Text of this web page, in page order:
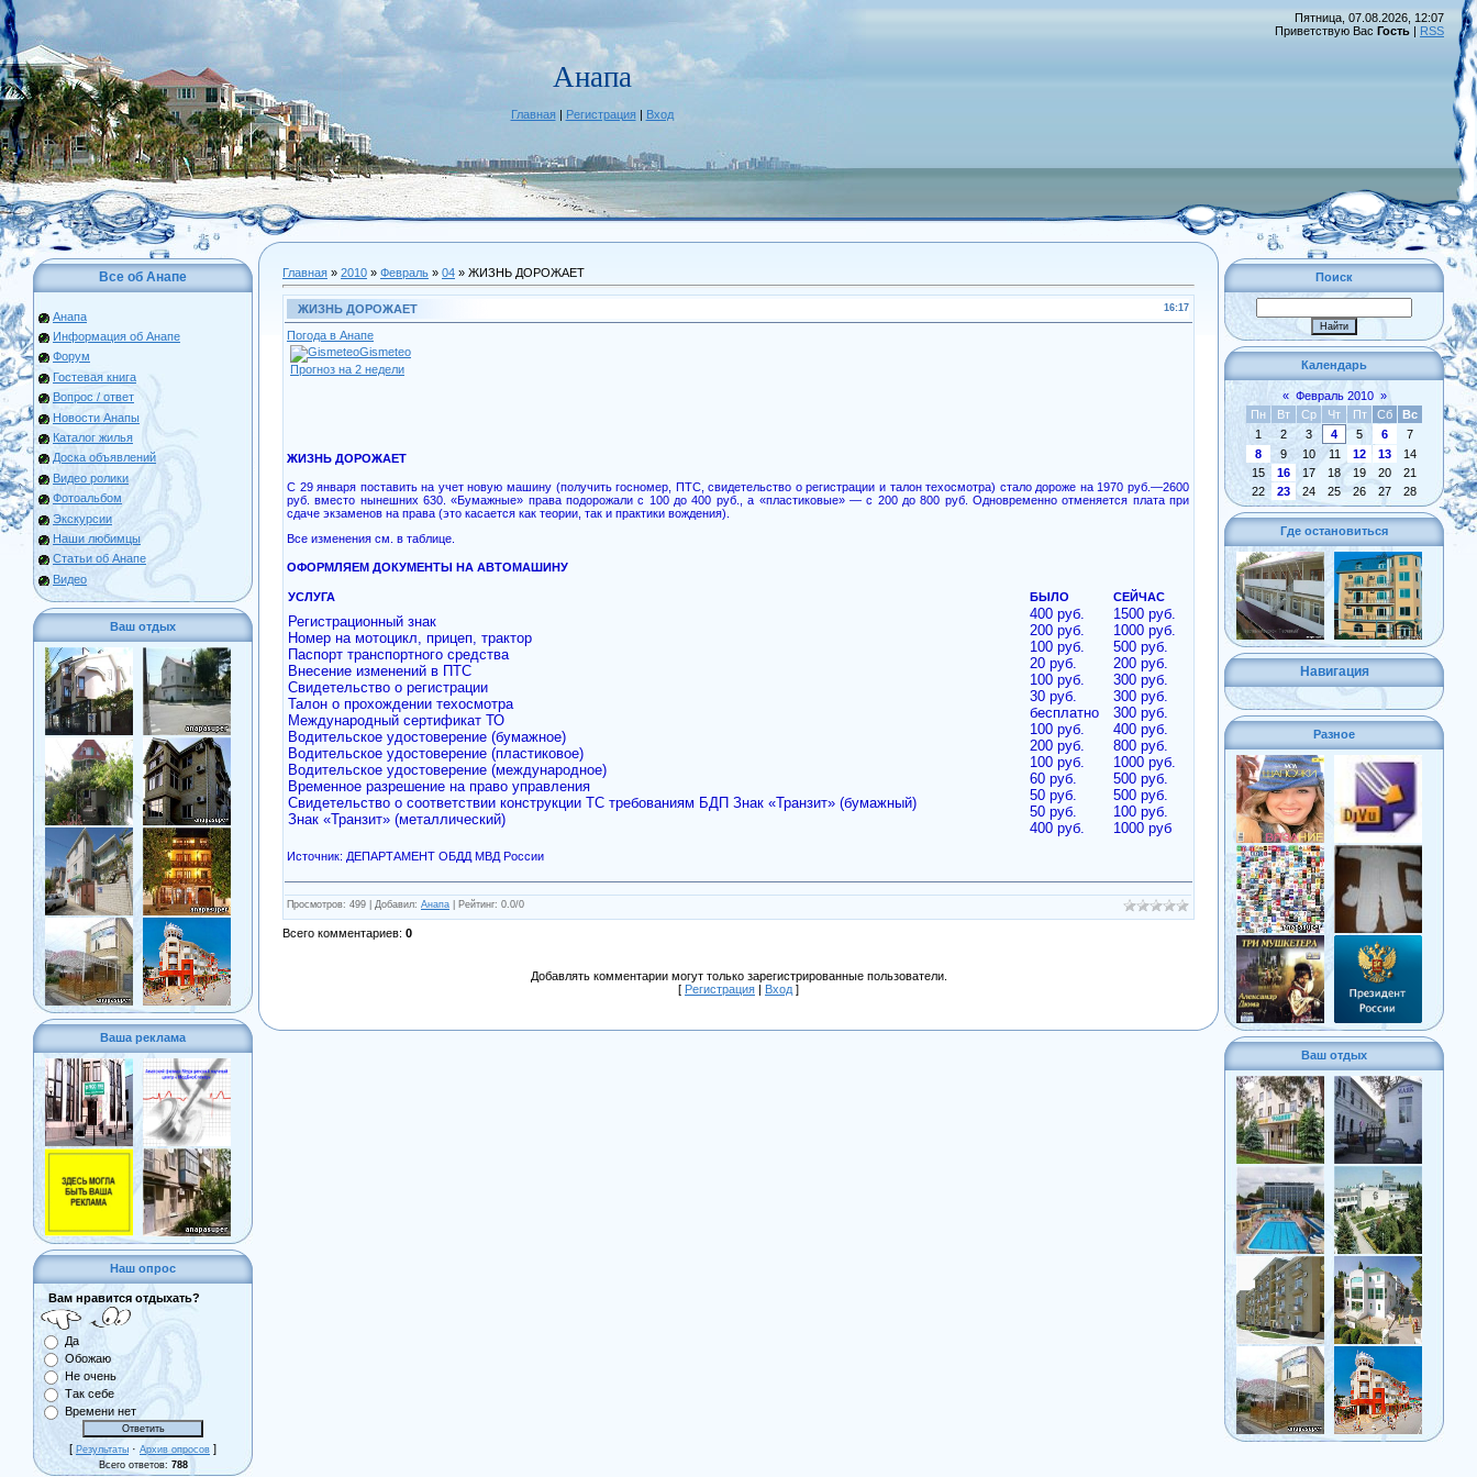
Анапа
Главная| Регистрация| Вход
Пятница, 07.08.2026, 12:07
Приветствую Вас Гость | RSS
Все об Анапе
Анапа
Информация об Анапе
Форум
Гостевая книга
Вопрос / ответ
Новости Анапы
Каталог жилья
Доска объявлений
Видео ролики
Фотоальбом
Экскурсии
Наши любимцы
Статьи об Анапе
Видео
Ваш отдых
Ваша реклама
Наш опрос
Вам нравится отдыхать?
Да
Обожаю
Не очень
Так себе
Времени нет
[ Результаты · Архив опросов ]
Всего ответов: 788
Главная » 2010 » Февраль » 04 » ЖИЗНЬ ДОРОЖАЕТ
16:17
ЖИЗНЬ ДОРОЖАЕТ
Погода в Анапе
Gismeteo
Прогноз на 2 недели
ЖИЗНЬ ДОРОЖАЕТ
С 29 января поставить на учет новую машину (получить госномер, ПТС, свидетельство о регистрации и талон техосмотра) стало дороже на 1970 руб.—2600
руб. вместо нынешних 630. «Бумажные» права подорожали с 100 до 400 руб., а «пластиковые» — с 200 до 800 руб. Одновременно отменяется плата при
сдаче экзаменов на права (это касается как теории, так и практики вождения).
Все изменения см. в таблице.
ОФОРМЛЯЕМ ДОКУМЕНТЫ НА АВТОМАШИНУ
УСЛУГА БЫЛО СЕЙЧАС
Регистрационный знак
Номер на мотоцикл, прицеп, трактор
Паспорт транспортного средства
Внесение изменений в ПТС
Свидетельство о регистрации
Талон о прохождении техосмотра
Международный сертификат ТО
Водительское удостоверение (бумажное)
Водительское удостоверение (пластиковое)
Водительское удостоверение (международное)
Временное разрешение на право управления
Свидетельство о соответствии конструкции ТС требованиям БДП Знак «Транзит» (бумажный)
Знак «Транзит» (металлический)
400 руб.
200 руб.
100 руб.
20 руб.
100 руб.
30 руб.
бесплатно
100 руб.
200 руб.
100 руб.
60 руб.
50 руб.
50 руб.
400 руб.
1500 руб.
1000 руб.
500 руб.
200 руб.
300 руб.
300 руб.
300 руб.
400 руб.
800 руб.
1000 руб.
500 руб.
500 руб.
100 руб.
1000 руб
Источник: ДЕПАРТАМЕНТ ОБДД МВД России
Просмотров: 499 | Добавил: Анапа Рейтинг: 0.0/0
Всего комментариев: 0
Добавлять комментарии могут только зарегистрированные пользователи.
[ Регистрация | Вход ]
Поиск
Календарь
« Февраль 2010 »
Пн
Вт Ср Чт Пт Сб
Вс
1
2 3 4 5 6
7
8
9 10 11 12 13
14
15
16 17 18 19 20
21
22
23 24 25 26 27 28
Где остановиться
Навигация
Разное
Ваш отдых